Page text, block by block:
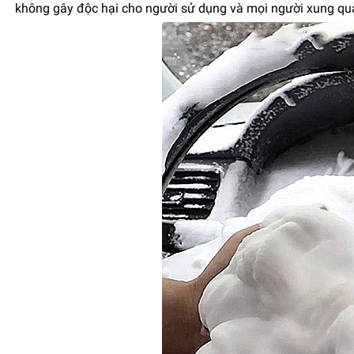
không gây độc hại cho người sử dụng và mọi người xung